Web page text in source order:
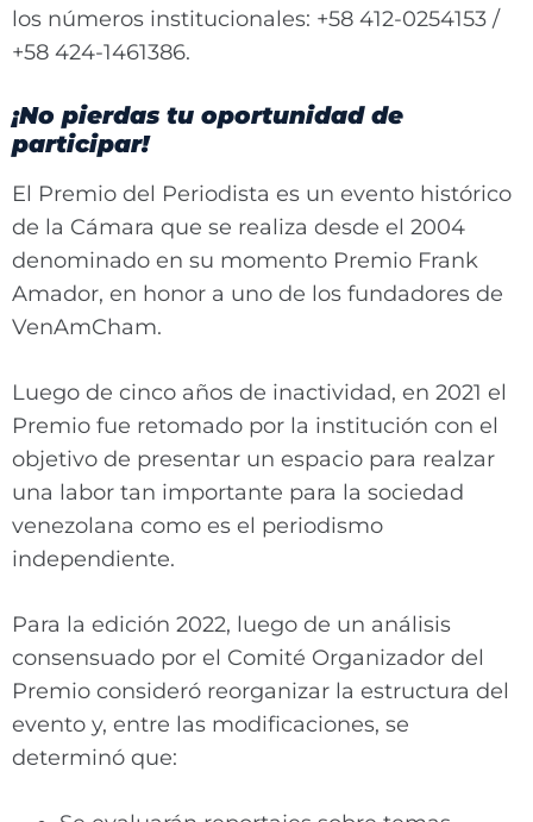
los números institucionales: +58 412-0254153 /
+58 424-1461386.
¡No pierdas tu oportunidad de
participar!
El Premio del Periodista es un evento histórico
de la Cámara que se realiza desde el 2004
denominado en su momento Premio Frank
Amador, en honor a uno de los fundadores de
VenAmCham.
Luego de cinco años de inactividad, en 2021 el
Premio fue retomado por la institución con el
objetivo de presentar un espacio para realzar
una labor tan importante para la sociedad
venezolana como es el periodismo
independiente.
Para la edición 2022, luego de un análisis
consensuado por el Comité Organizador del
Premio consideró reorganizar la estructura del
evento y, entre las modificaciones, se
determinó que: